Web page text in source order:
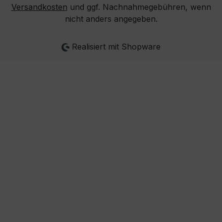
Versandkosten und ggf. Nachnahmegebühren, wenn
nicht anders angegeben.
Realisiert mit Shopware